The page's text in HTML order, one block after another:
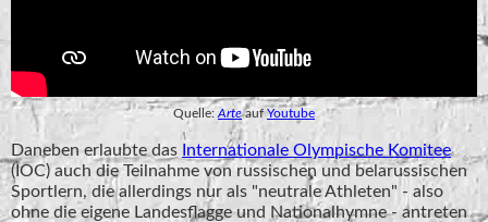
Quelle: Arteauf Youtube
Daneben erlaubte das Internationale Olympische Komitee
(IOC) auch die Teilnahme von russischen und belarussischen
Sportlern, die allerdings nur als "neutrale Athleten" - also
ohne die eigene Landesflagge und Nationalhymne - antreten